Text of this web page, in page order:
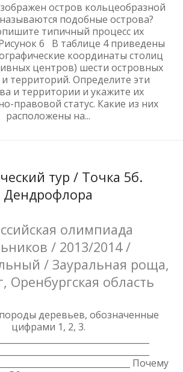
остров кольцеобразной
подобные острова?
типичный процесс их
6 В таблице 4 приведены
координаты столиц
центров) шести островных
и территорий. Определите эти
и территории и укажите их
правовой статус. Какие из них
расположены на...
тур / Точка 5б.
Дендрофлора
олимпиада
/ 2013/2014 /
/ Зауральная роща,
Оренбургская область
деревьев, обозначенные
цифрами 1, 2, 3.
Почему